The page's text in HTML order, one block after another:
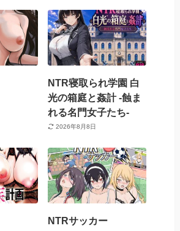
NTR寝取られ学園 白
光の箱庭と姦計 -蝕ま
れる名門女子たち-
2026年8月8日
NTRサッカー